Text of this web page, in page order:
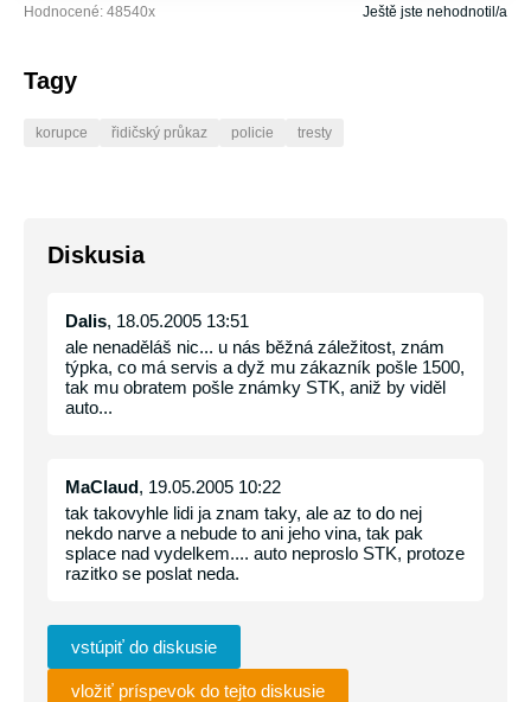
Hodnocené: 48540x Ještě jste nehodnotil/a
Tagy
korupce řidičský průkaz policie tresty
Diskusia
Dalis, 18.05.2005 13:51
ale nenaděláš nic... u nás běžná záležitost, znám
týpka, co má servis a dyž mu zákazník pošle 1500,
tak mu obratem pošle známky STK, aniž by viděl
auto...
MaClaud, 19.05.2005 10:22
tak takovyhle lidi ja znam taky, ale az to do nej
nekdo narve a nebude to ani jeho vina, tak pak
splace nad vydelkem.... auto neproslo STK, protoze
razitko se poslat neda.
vstúpiť do diskusie
vložiť príspevok do tejto diskusie